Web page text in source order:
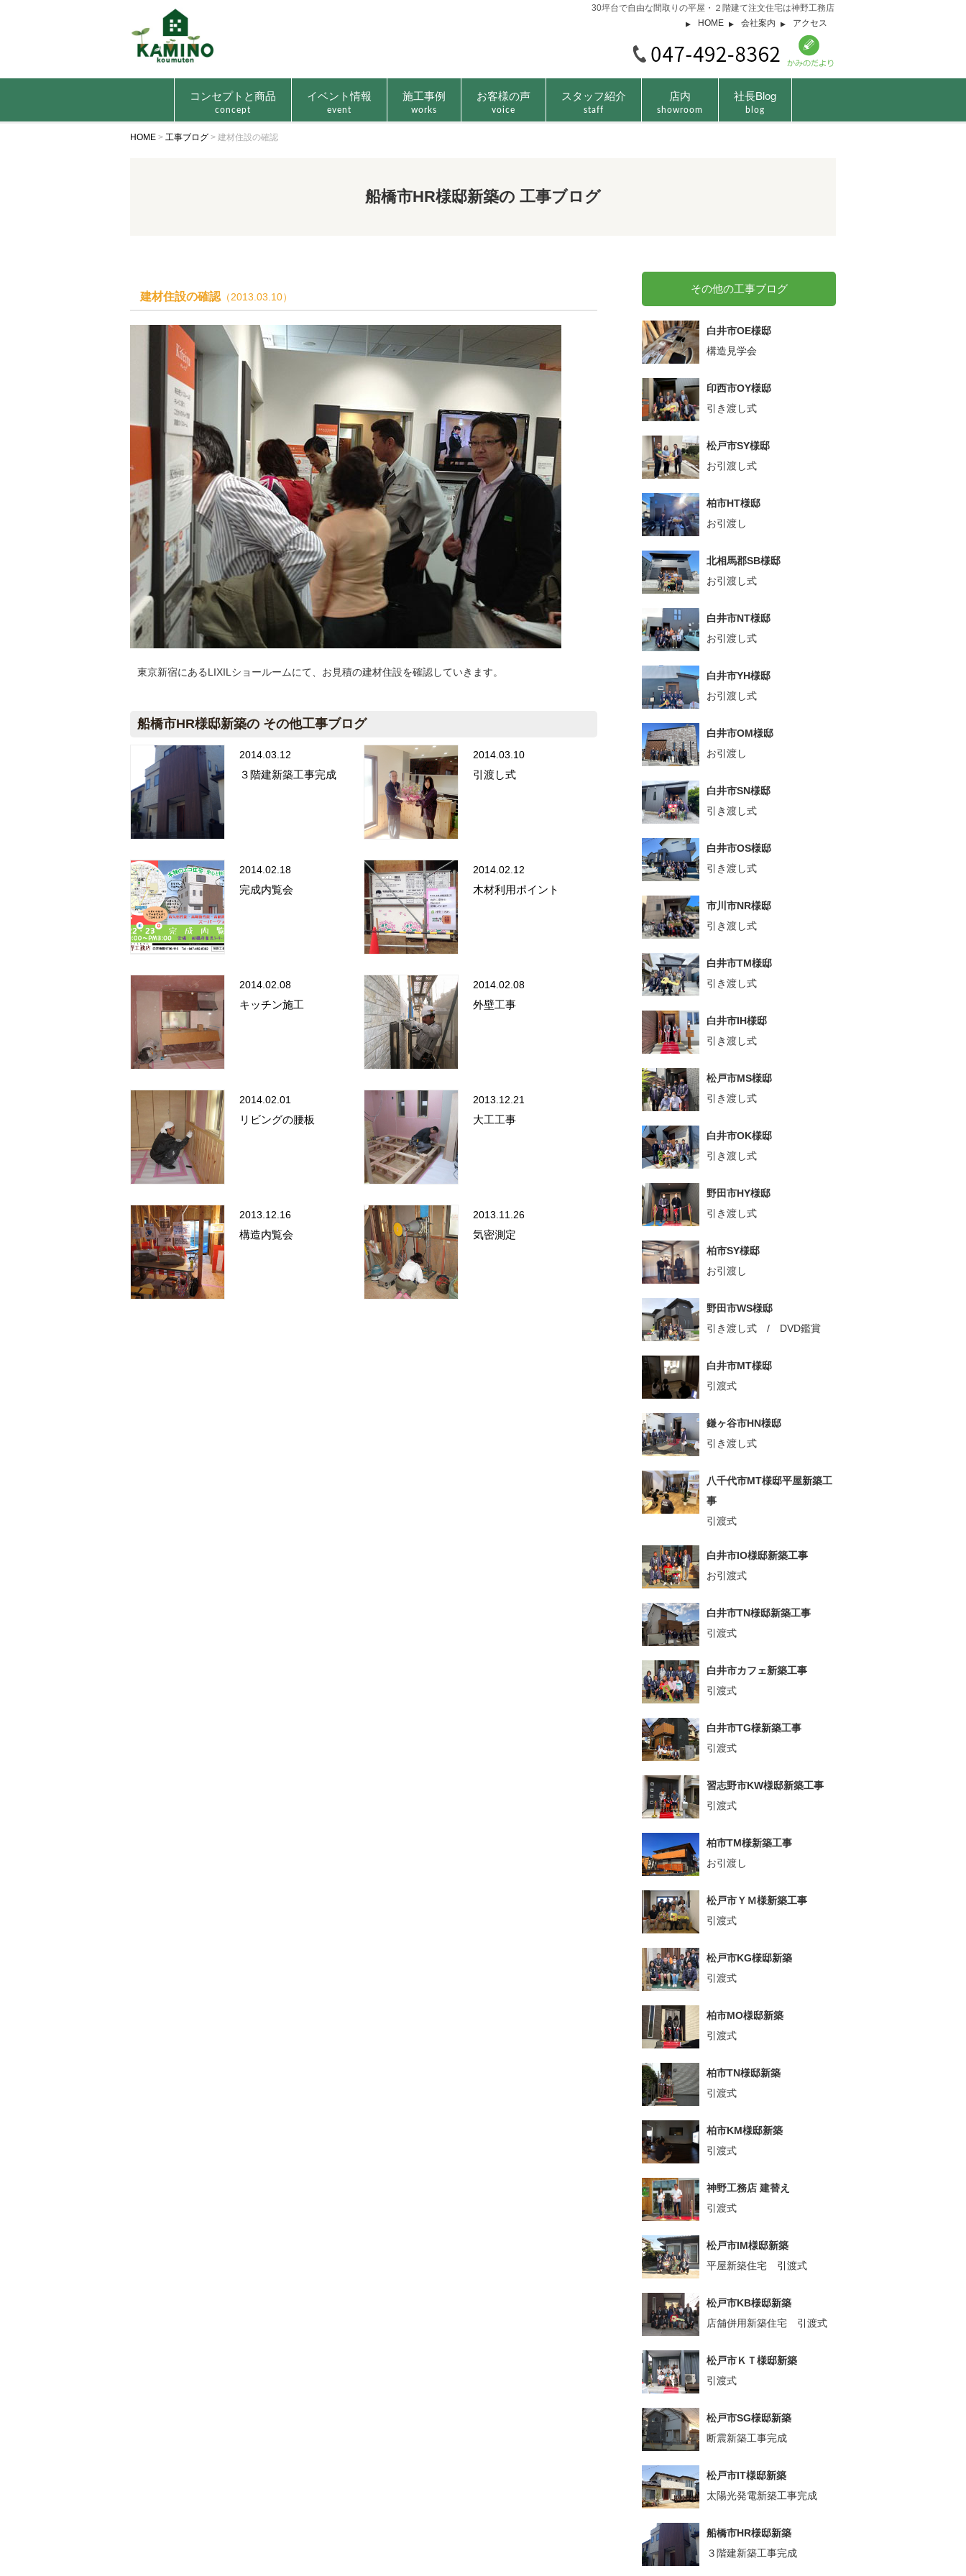
30坪台で自由な間取りの平屋・２階建て注文住宅は神野工務店
HOME
会社案内 アクセス
コンセプトと商品
concept
イベント情報
event
施工事例
works
お客様の声
voice
スタッフ紹介
staff
店内
showroom
社長Blog
blog
HOME > 工事ブログ > 建材住設の確認
船橋市HR様邸新築の 工事ブログ
建材住設の確認 （2013.03.10）
東京新宿にあるLIXILショールームにて、お見積の建材住設を確認していきます。
船橋市HR様邸新築の その他工事ブログ
2014.03.12
３階建新築工事完成
2014.03.10
引渡し式
2014.02.18
完成内覧会
2014.02.12
木材利用ポイント
2014.02.08
キッチン施工
2014.02.08
外壁工事
2014.02.01
リビングの腰板
2013.12.21
大工工事
2013.12.16
構造内覧会
2013.11.26
気密測定
その他の工事ブログ
白井市OE様邸
構造見学会
印西市OY様邸
引き渡し式
松戸市SY様邸
お引渡し式
柏市HT様邸
お引渡し
北相馬郡SB様邸
お引渡し式
白井市NT様邸
お引渡し式
白井市YH様邸
お引渡し式
白井市OM様邸
お引渡し
白井市SN様邸
引き渡し式
白井市OS様邸
引き渡し式
市川市NR様邸
引き渡し式
白井市TM様邸
引き渡し式
白井市IH様邸
引き渡し式
松戸市MS様邸
引き渡し式
白井市OK様邸
引き渡し式
野田市HY様邸
引き渡し式
柏市SY様邸
お引渡し
野田市WS様邸
引き渡し式 / DVD鑑賞
白井市MT様邸
引渡式
鎌ヶ谷市HN様邸
引き渡し式
八千代市MT様邸平屋新築工
事
引渡式
白井市IO様邸新築工事
お引渡式
白井市TN様邸新築工事
引渡式
白井市カフェ新築工事
引渡式
白井市TG様新築工事
引渡式
習志野市KW様邸新築工事
引渡式
柏市TM様新築工事
お引渡し
松戸市ＹＭ様新築工事
引渡式
松戸市KG様邸新築
引渡式
柏市MO様邸新築
引渡式
柏市TN様邸新築
引渡式
柏市KM様邸新築
引渡式
神野工務店 建替え
引渡式
松戸市IM様邸新築
平屋新築住宅 引渡式
松戸市KB様邸新築
店舗併用新築住宅 引渡式
松戸市ＫＴ様邸新築
引渡式
松戸市SG様邸新築
断震新築工事完成
松戸市IT様邸新築
太陽光発電新築工事完成
船橋市HR様邸新築
３階建新築工事完成